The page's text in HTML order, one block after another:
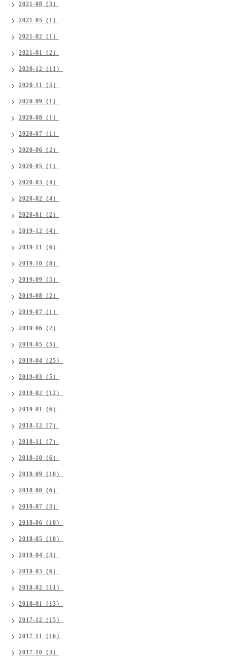
2021-08（3）
2021-05（1）
2021-02（1）
2021-01（2）
2020-12（11）
2020-11（5）
2020-09（1）
2020-08（1）
2020-07（1）
2020-06（2）
2020-05（1）
2020-03（4）
2020-02（4）
2020-01（2）
2019-12（4）
2019-11（6）
2019-10（8）
2019-09（5）
2019-08（2）
2019-07（1）
2019-06（2）
2019-05（5）
2019-04（25）
2019-03（5）
2019-02（12）
2019-01（6）
2018-12（7）
2018-11（7）
2018-10（6）
2018-09（10）
2018-08（6）
2018-07（3）
2018-06（10）
2018-05（10）
2018-04（3）
2018-03（6）
2018-02（11）
2018-01（13）
2017-12（15）
2017-11（16）
2017-10（3）